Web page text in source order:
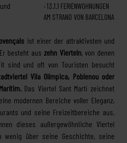
13.1.1 FERIENWOHNUNGEN
AM STRAND VON BARCELONA
ist einer der attraktivsten und
besteht aus zehn Vierteln, von denen
sind und oft von Touristen besucht
Vila Olímpica, Poblenou oder
Das Viertel Sant Martí zeichnet
modernen Bereiche voller Eleganz,
und seine Freizeitbereiche aus.
dieses außergewöhnliche Viertel
wenig über seine Geschichte, seine